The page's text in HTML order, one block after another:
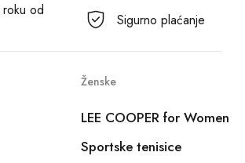
od
Sigurno plaćanje
Ženske
LEE COOPER for Women
Sportske tenisice